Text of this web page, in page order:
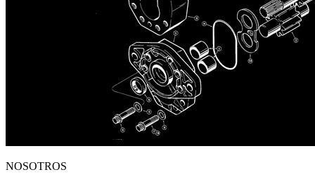
NOSOTROS